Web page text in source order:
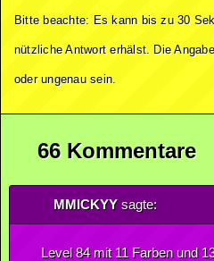
Bitte beachte: Es kann bis zu 30
nützliche Antwort erhälst. Die
oder ungenau sein.
66 Kommentare
MMICKYYsagte:
Level 84 mit 11 Farben und